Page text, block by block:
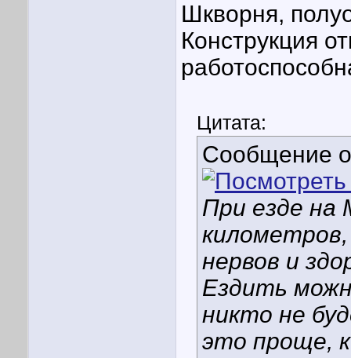
Шкворня,
Конструкция
Цитата:
Сообщение
При езде на
нервов и
Ездить
никто не
это проще,